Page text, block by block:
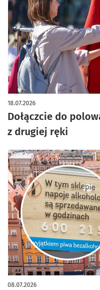
Dołączcie do
z drugiej ręki
18.07.2026
artykuł z galerią zdjęć
08.07.2026